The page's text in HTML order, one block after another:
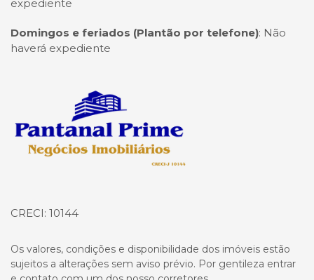
expediente
Domingos e feriados (Plantão por telefone): Não
haverá expediente
Página inicial
CRECI: 10144
Os valores, condições e disponibilidade dos imóveis estão
sujeitos a alterações sem aviso prévio. Por gentileza entrar